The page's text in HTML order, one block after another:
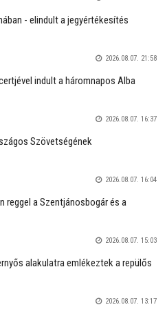
- elindult a jegyértékesítés
2026.08.07. 21:58
indult a háromnapos Alba
2026.08.07. 16:37
Szövetségének
2026.08.07. 16:04
reggel a Szentjánosbogár és a
2026.08.07. 15:03
alakulatra emlékeztek a repülős
2026.08.07. 13:17